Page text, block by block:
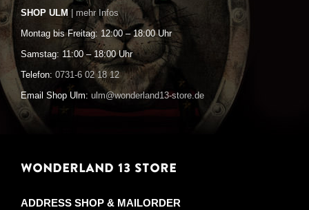
SHOP ULM | mehr Infos
Montag bis Freitag: 12:00 – 18:00 Uhr
Samstag: 11:00 – 18:00 Uhr
Telefon: 0731-6 02 18 12
Email Shop Ulm: ulm@wonderland13-store.de
WONDERLAND 13 STORE
ADDRESS SHOP & MAILORDER